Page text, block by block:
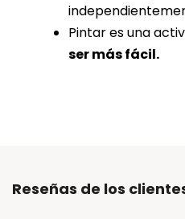
Pintar es una
ser más fácil.
Reseñas de los